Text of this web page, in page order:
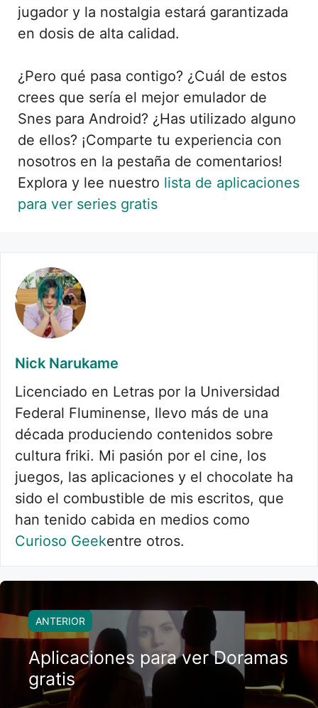
jugador y la nostalgia estará garantizada
en dosis de alta calidad.
¿Pero qué pasa contigo? ¿Cuál de estos
crees que sería el mejor emulador de
Snes para Android? ¿Has utilizado alguno
de ellos? ¡Comparte tu experiencia con
nosotros en la pestaña de comentarios!
Explora y lee nuestro lista de aplicaciones
para ver series gratis
Nick Narukame
Licenciado en Letras por la Universidad
Federal Fluminense, llevo más de una
década produciendo contenidos sobre
cultura friki. Mi pasión por el cine, los
juegos, las aplicaciones y el chocolate ha
sido el combustible de mis escritos, que
han tenido cabida en medios como
Curioso Geekentre otros.
ANTERIOR
Aplicaciones para ver Doramas
gratis